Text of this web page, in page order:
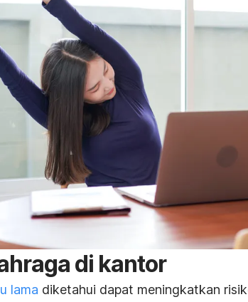
di kantor
lama diketahui dapat meningkatkan